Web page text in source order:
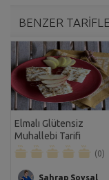
BENZER
Elmalı Glütensiz
Muhallebi Tarifi
(0)
Sahrap Soysal